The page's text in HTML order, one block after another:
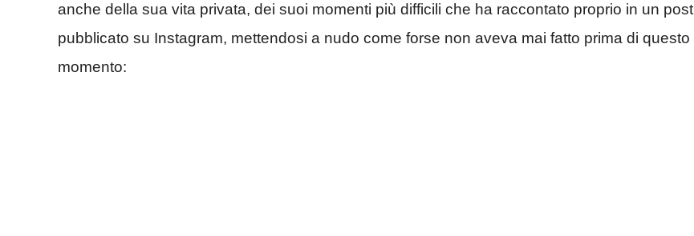
anche della sua vita privata, dei suoi momenti più difficili che ha raccontato proprio in un post
pubblicato su Instagram, mettendosi a nudo come forse non aveva mai fatto prima di questo
momento: